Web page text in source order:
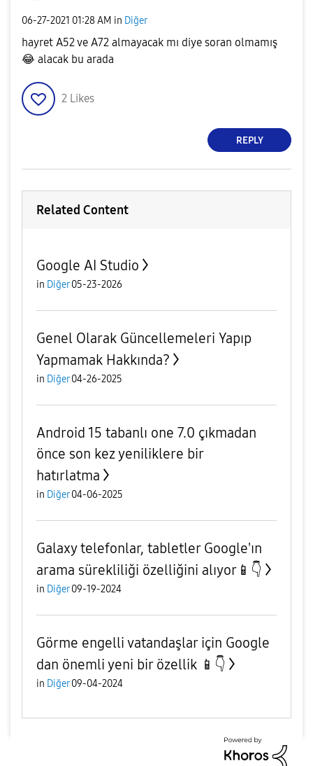
‎06-27-2021 01:28 AM in Diğer
hayret A52 ve A72 almayacak mı diye soran olmamış
😂 alacak bu arada
2 Likes
REPLY
Related Content
Google AI Studio
in Diğer 05-23-2026
Genel Olarak Güncellemeleri Yapıp
Yapmamak Hakkında?
in Diğer 04-26-2025
Android 15 tabanlı one 7.0 çıkmadan
önce son kez yeniliklere bir
hatırlatma
in Diğer 04-06-2025
Galaxy telefonlar, tabletler Google'ın
arama sürekliliği özelliğini alıyor📱👇
in Diğer 09-19-2024
Görme engelli vatandaşlar için Google
dan önemli yeni bir özellik 📱👇
in Diğer 09-04-2024